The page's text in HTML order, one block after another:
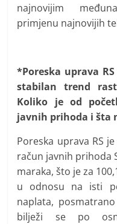
najnovijim
primjenu najnovijih
*Poreska uprava
stabilan trend
Koliko je od
javnih prihoda i šta
Poreska uprava RS
račun javnih prihoda
maraka, što je za
u odnosu na isti
naplata,
bilježi se po